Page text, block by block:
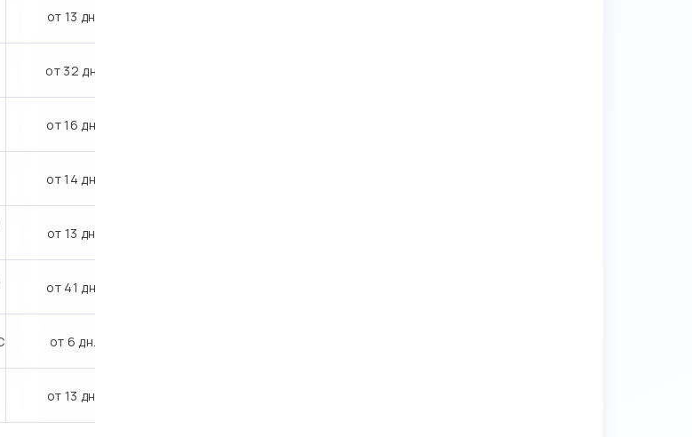
от 13 дн.
от 32 дн.
от 16 дн.
от 14 дн.
от 13 дн.
от 41 дн.
от 6 дн.
от 13 дн.